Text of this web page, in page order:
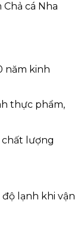
cá Nha
năm kinh
thực phẩm,
chất lượng
lạnh khi vận